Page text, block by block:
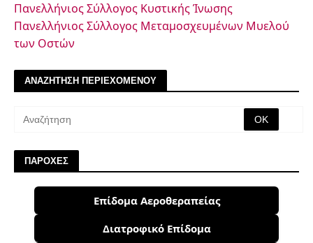
Πανελλήνιος Σύλλογος Κυστικής Ίνωσης
Πανελλήνιος Σύλλογος Μεταμοσχευμένων Μυελού
των Οστών
ΑΝΑΖΗΤΗΣΗ ΠΕΡΙΕΧΟΜΕΝΟΥ
ΠΑΡΟΧΕΣ
Επίδομα Αεροθεραπείας
Διατροφικό Επίδομα